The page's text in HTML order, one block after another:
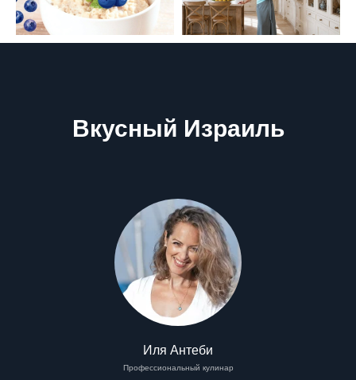
Вкусный Израиль
Иля Антеби
Профессиональный кулинар